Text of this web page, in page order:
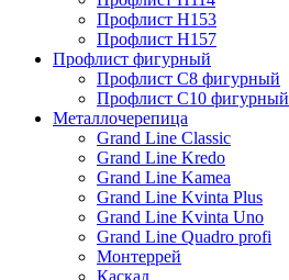
Профлист Н153
Профлист Н157
Профлист фигурный
Профлист С8 фигурный
Профлист С10 фигурный
Металлочерепица
Grand Line Classic
Grand Line Kredo
Grand Line Kamea
Grand Line Kvinta Plus
Grand Line Kvinta Uno
Grand Line Quadro profi
Монтеррей
Каскад